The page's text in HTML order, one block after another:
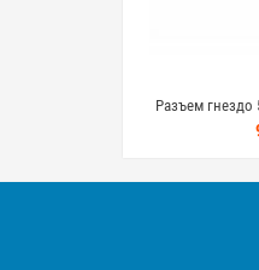
Разъем
плату 10шт -